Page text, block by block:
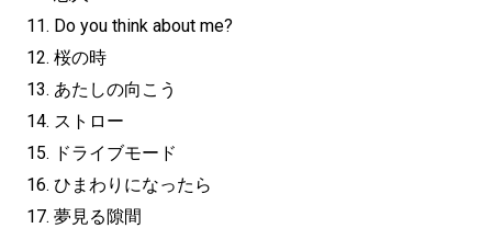
11. Do you think about me?
12. 桜の時
13. あたしの向こう
14. ストロー
15. ドライブモード
16. ひまわりになったら
17. 夢見る隙間